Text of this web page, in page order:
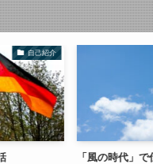
自己紹介
「風の時代」で